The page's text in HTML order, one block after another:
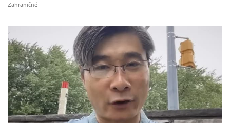
Zahraničné